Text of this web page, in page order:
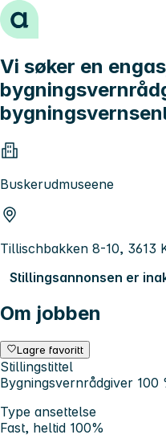
Hopp til innhold
Vi søker en
Buskerudmuseene
Tillischbakken 8-10, 3613
Stillingsannonsen er
Om jobben
Lagre favoritt
Stillingstittel
Bygningsvernrådgiver 100
Type ansettelse
Fast, heltid 100%